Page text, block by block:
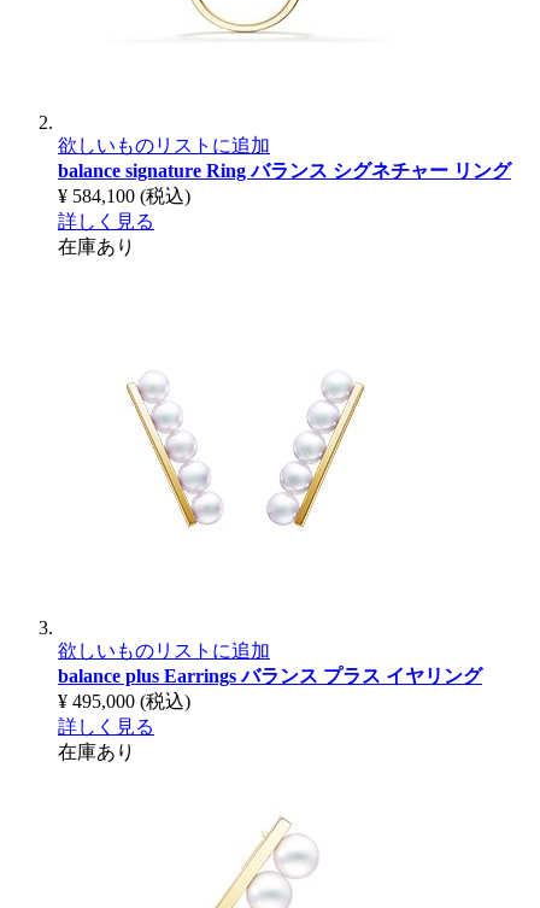
欲しいものリストに追加
balance signature Ringバランス シグネチャー リング
¥ 584,100 (税込)
詳しく見る
在庫あり
欲しいものリストに追加
balance plus Earringsバランス プラス イヤリング
¥ 495,000 (税込)
詳しく見る
在庫あり